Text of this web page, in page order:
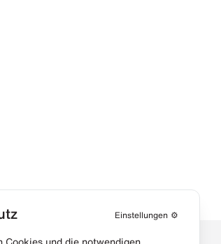
Einstellungen ⚙️
Cookies und die notwendigen